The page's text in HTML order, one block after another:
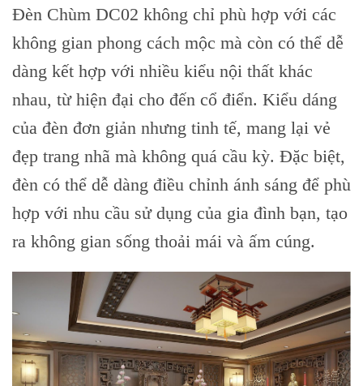
Đèn Chùm DC02 không chỉ phù hợp với các
không gian phong cách mộc mà còn có thể dễ
dàng kết hợp với nhiều kiểu nội thất khác
nhau, từ hiện đại cho đến cổ điển. Kiểu dáng
của đèn đơn giản nhưng tinh tế, mang lại vẻ
đẹp trang nhã mà không quá cầu kỳ. Đặc biệt,
đèn có thể dễ dàng điều chỉnh ánh sáng để phù
hợp với nhu cầu sử dụng của gia đình bạn, tạo
ra không gian sống thoải mái và ấm cúng.